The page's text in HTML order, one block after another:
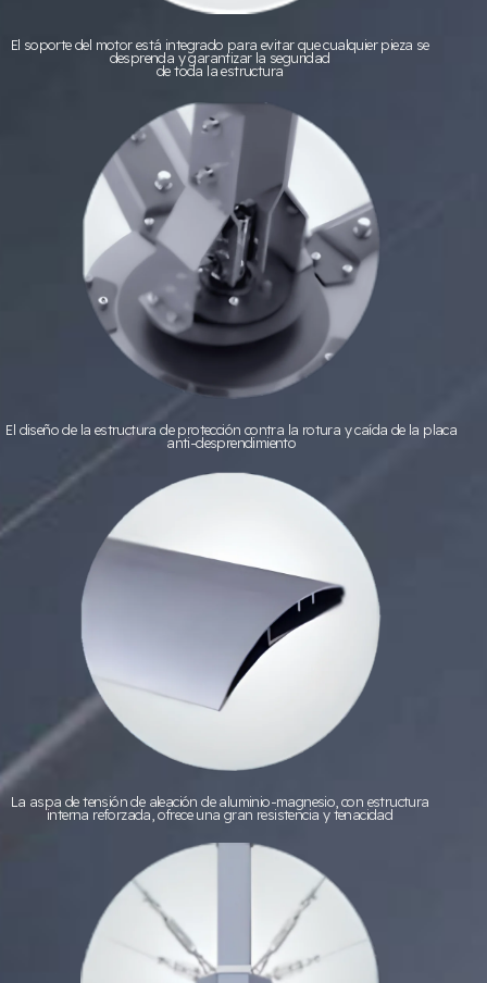
El soporte del motor está integrado para evitar que cualquier pieza se
desprenda y garantizar la seguridad
de toda la estructura
El diseño de la estructura de protección contra la rotura y caída de la placa
anti-desprendimiento
La aspa de tensión de aleación de aluminio-magnesio, con estructura
interna reforzada, ofrece una gran resistencia y tenacidad